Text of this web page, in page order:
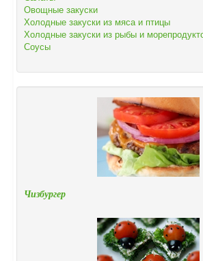
Овощные закуски
Холодные закуски из мяса и птицы
Холодные закуски из рыбы и
Соусы
Чизбургер